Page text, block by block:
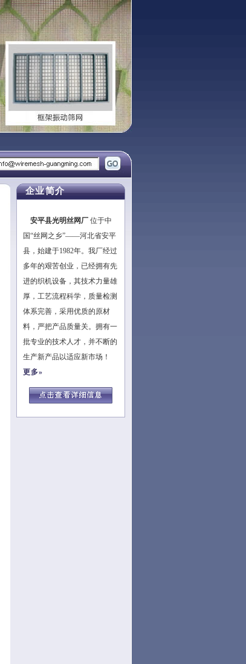
企业简介
安平县光明丝网厂位于中
国“丝网之乡”——河北省安平
县，始建于1982年。我厂经过
多年的艰苦创业，已经拥有先
进的织机设备，其技术力量雄
厚，工艺流程科学，质量检测
体系完善，采用优质的原材
料，严把产品质量关。拥有一
批专业的技术人才，并不断的
生产新产品以适应新市场！
更多»